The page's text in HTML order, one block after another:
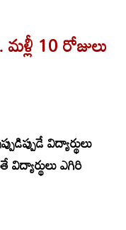
మళ్లీ 10 రోజులు
విద్యార్థులు
ఎగిరి